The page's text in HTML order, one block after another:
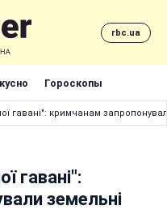
rbc.ua
Гороскопы
гавані": кримчанам
гавані":
земельні